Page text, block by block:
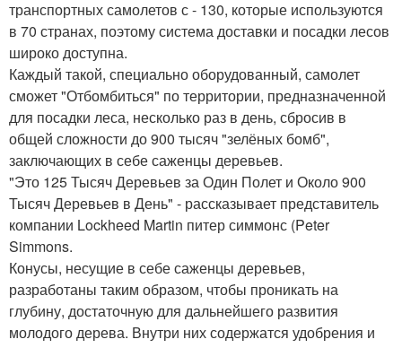
транспортных самолетов с - 130, которые используются
в 70 странах, поэтому система доставки и посадки лесов
широко доступна.
Каждый такой, специально оборудованный, самолет
сможет "Отбомбиться" по территории, предназначенной
для посадки леса, несколько раз в день, сбросив в
общей сложности до 900 тысяч "зелёных бомб",
заключающих в себе саженцы деревьев.
"Это 125 Тысяч Деревьев за Один Полет и Около 900
Тысяч Деревьев в День" - рассказывает представитель
компании Lockheed Martin питер симмонс (Peter
Simmons.
Конусы, несущие в себе саженцы деревьев,
разработаны таким образом, чтобы проникать на
глубину, достаточную для дальнейшего развития
молодого дерева. Внутри них содержатся удобрения и